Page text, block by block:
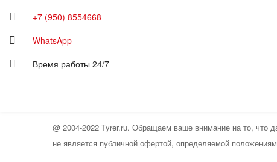
+7 (950) 8554668
WhatsApp
Время работы 24/7
@ 2004-2022 Tyrer.ru. Обращаем ваше внимание на то, что
не является публичной офертой, определяемой